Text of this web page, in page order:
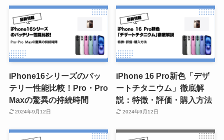
iPhone16シリーズのバッ
テリー性能比較！Pro・Pro
Maxの驚異の持続時間
2024年9月12日
iPhone 16 Pro新色「デザ
ートチタニウム」徹底解
説：特徴・評価・購入方法
2024年9月12日